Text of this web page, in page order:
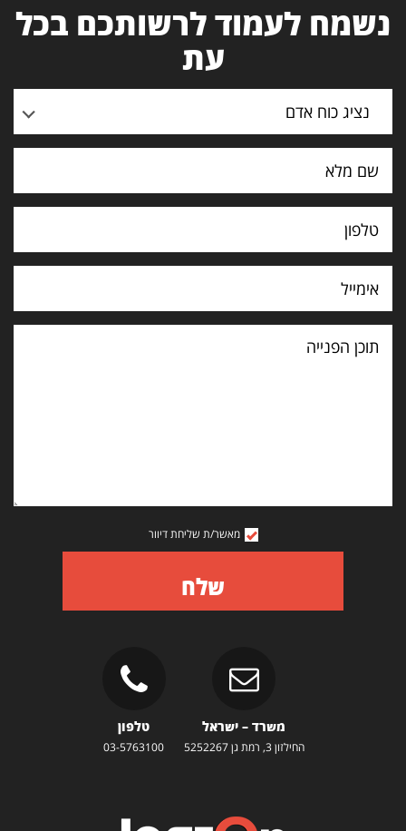
נשמח לעמוד לרשותכם בכל
עת
נציג כוח אדם
תוכן
הפנייה
מאשר/ת שליחת דיוור
שלח
משרד – ישראל
החילזון 3, רמת גן 5252267
טלפון
03-5763100